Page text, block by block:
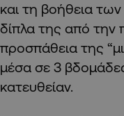
και τη βοήθεια
δίπλα της από την
προσπάθεια της
μέσα σε 3
κατευθείαν.